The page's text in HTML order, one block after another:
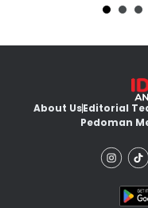
About UsEditorial
Pedoman